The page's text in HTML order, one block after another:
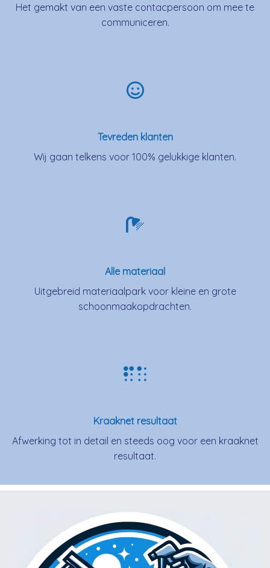
Het gemakt van een vaste contacpersoon om mee te
communiceren.
Tevreden klanten
Wij gaan telkens voor 100% gelukkige klanten.
Alle materiaal
Uitgebreid materiaalpark voor kleine en grote
schoonmaakopdrachten.
Kraaknet resultaat
Afwerking tot in detail en steeds oog voor een kraaknet
resultaat.